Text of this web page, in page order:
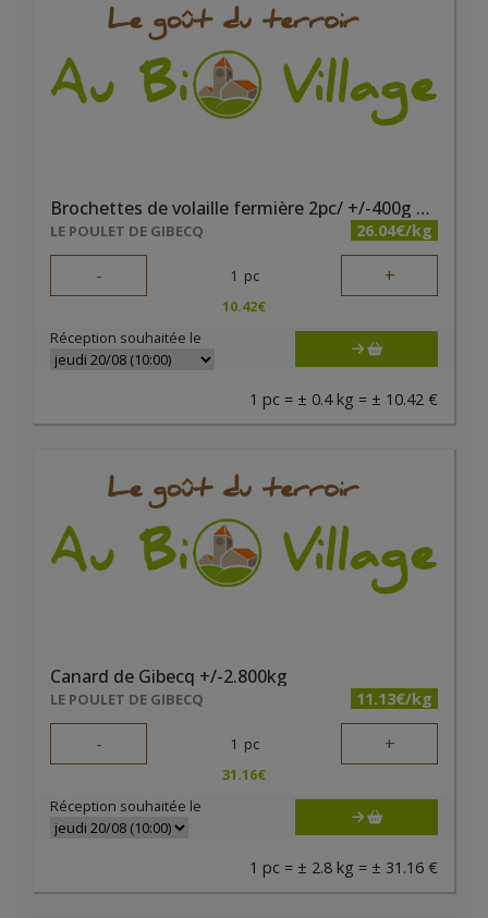
Brochettes de volaille fermière 2pc/ +/-400g Gibecq
LE POULET DE GIBECQ 26.04€/kg
- 1 pc +
10.42€
Réception souhaitée le
1 pc = ± 0.4 kg = ± 10.42 €
Canard de Gibecq +/-2.800kg
LE POULET DE GIBECQ 11.13€/kg
- 1 pc +
31.16€
Réception souhaitée le
1 pc = ± 2.8 kg = ± 31.16 €